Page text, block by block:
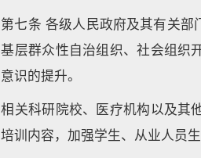
第七条 各级人民政府及其有关
基层群众性自治组织、社会组织
意识的提升。
相关科研院校、医疗机构以及其
培训内容，加强学生、从业人员